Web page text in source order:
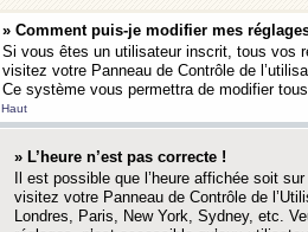
» Comment puis-je modifier mes
Si vous êtes un utilisateur inscrit, tous vos
visitez votre Panneau de Contrôle de
Ce système vous permettra de modifier
Haut
» L’heure n’est pas correcte !
Il est possible que l’heure affichée soit
visitez votre Panneau de Contrôle de
Londres, Paris, New York, Sydney, etc.